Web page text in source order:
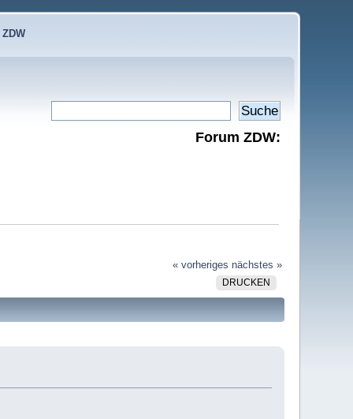
Forum ZDW:
« vorheriges nächstes »
DRUCKEN